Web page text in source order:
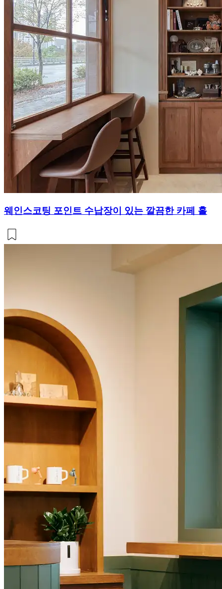
웨인스코팅 포인트 수납장이 있는 깔끔한 카페 홀